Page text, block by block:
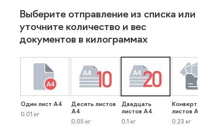
Выберите отправление из списка или
уточните количество и вес
документов в килограммах
Один лист А4
0.01 кг
Десять листов
А4
0.05 кг
Двадцать
листов А4
0.1 кг
Конверт до 40
листов А4
0.23 кг